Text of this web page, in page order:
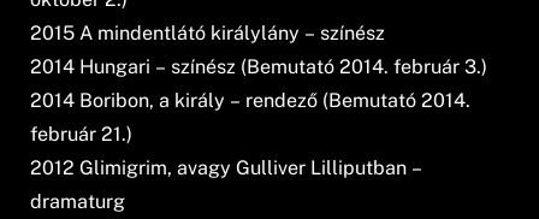
2015 A mindentlátó királylány – színész
2014 Hungari – színész (Bemutató 2014. február 3.)
2014 Boribon, a király – rendező (Bemutató 2014.
február 21.)
2012 Glimigrim, avagy Gulliver Lilliputban –
dramaturg